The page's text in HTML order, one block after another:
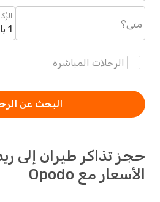
متى؟ 1 بالغ
الرحلات المباشرة
البحث عن
حجز تذاكر طيران إلى
الأسعار مع Opodo